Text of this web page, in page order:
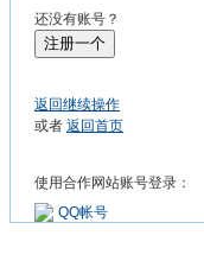
还没有账号？
注册一个
返回继续操作
或者 返回首页
使用合作网站账号登录：
QQ帐号